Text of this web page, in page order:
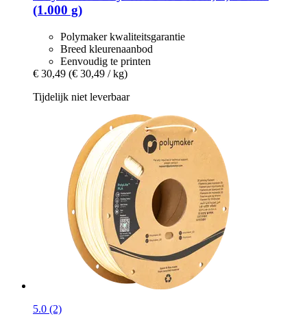
(1.000 g)
Polymaker kwaliteitsgarantie
Breed kleurenaanbod
Eenvoudig te printen
€ 30,49 (€ 30,49 / kg)
Tijdelijk niet leverbaar
5.0 (2)